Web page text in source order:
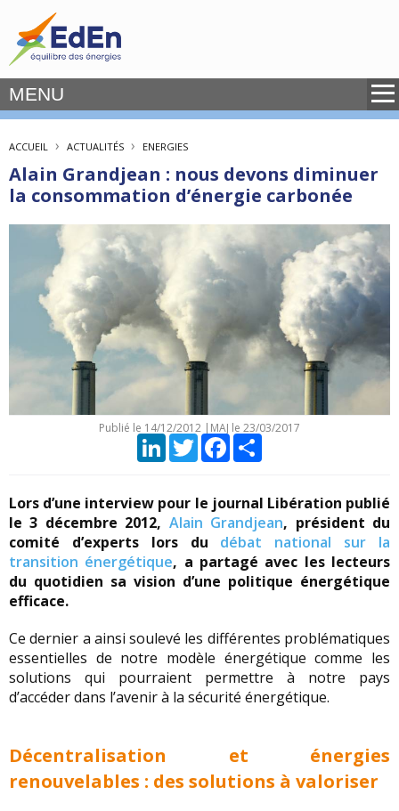
MENU
ACCUEIL › ACTUALITÉS › ENERGIES
Alain Grandjean : nous devons diminuer
la consommation d’énergie carbonée
Publié le 14/12/2012 | MAJ le 23/03/2017
LinkedInTwitterFacebook
Lors d’une interview pour le journal Libération publié
le 3 décembre 2012, Alain Grandjean, président du
comité d’experts lors du débat national sur la
transition énergétique, a partagé avec les lecteurs
du quotidien sa vision d’une politique énergétique
efficace.
Ce dernier a ainsi soulevé les différentes problématiques
essentielles de notre modèle énergétique comme les
solutions qui pourraient permettre à notre pays
d’accéder dans l’avenir à la sécurité énergétique.
Décentralisation et énergies
renouvelables : des solutions à valoriser